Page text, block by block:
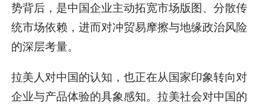
势背后，是中国企业主动拓宽市场版图、分散传
统市场依赖，进而对冲贸易摩擦与地缘政治风险
的深层考量。
拉美人对中国的认知，也正在从国家印象转向对
企业与产品体验的具象感知。拉美社会对中国的